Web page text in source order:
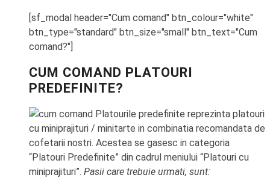
[sf_modal header="Cum comand" btn_colour="white"
btn_type="standard" btn_size="small" btn_text="Cum
comand?"]
CUM COMAND PLATOURI
PREDEFINITE?
Platourile predefinite reprezinta platouri
cu miniprajituri / minitarte in combinatia recomandata de
cofetarii nostri. Acestea se gasesc in categoria
“Platouri Predefinite” din cadrul meniului “Platouri cu
miniprajituri”. Pasii care trebuie urmati, sunt: